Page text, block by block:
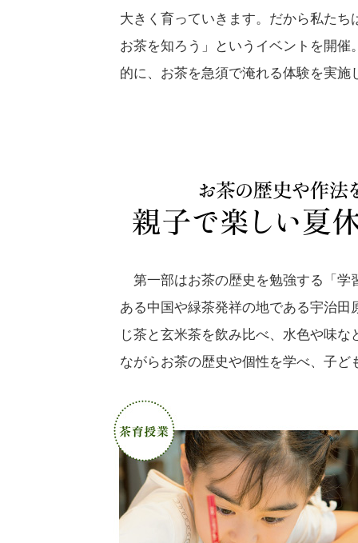
大きく育っていきます。だから私た
お茶を知ろう」というイベントを開
的に、お茶を急須で淹れる体験を実施
第一部はお茶の歴史を勉強する「学
ある中国や緑茶発祥の地である宇治
じ茶と玄米茶を飲み比べ、水色や味
ながらお茶の歴史や個性を学べ、子